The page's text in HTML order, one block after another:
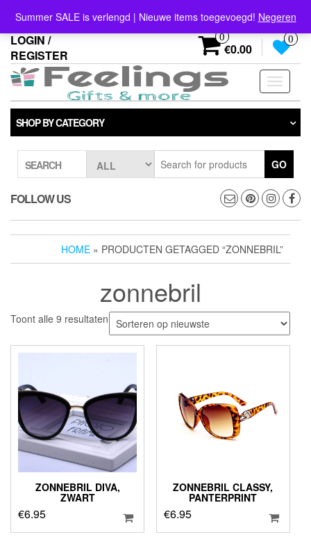
the
content
Summer SALE is verlengd | Nieuwe items toegevoegd! Negeren
info@feelings-giftshop.nl
LOGIN /
REGISTER
0
€0.00
0
Toggle
SHOP BY CATEGORY
SEARCH GO
FOLLOW US
HOME » PRODUCTEN GETAGGED “ZONNEBRIL”
zonnebril
Toont alle 9 resultaten Gesorteerd
op
nieuwste
ZONNEBRIL DIVA,
ZWART
€6.95
ZONNEBRIL CLASSY,
PANTERPRINT
€6.95